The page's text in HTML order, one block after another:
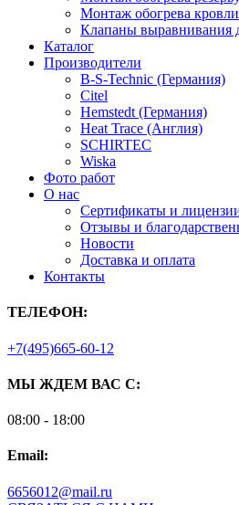
Монтаж обогрева кровли
Клапаны выравнивания
Каталог
Производители
B-S-Technic (Германия)
Citel
Hemstedt (Германия)
Heat Trace (Англия)
SCHIRTEC
Wiska
Фото работ
О нас
Сертификаты и
Отзывы и
Новости
Доставка и оплата
Контакты
ТЕЛЕФОН:
+7(495)665-60-12
МЫ ЖДЕМ ВАС С:
08:00 - 18:00
Email:
6656012@mail.ru